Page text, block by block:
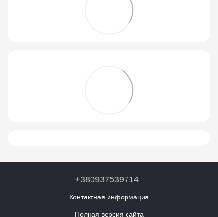
+380937539714
Контактная информация
Полная версия сайта